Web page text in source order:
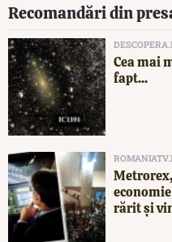
Recomandări din
Cea mai
fapt...
rărit și